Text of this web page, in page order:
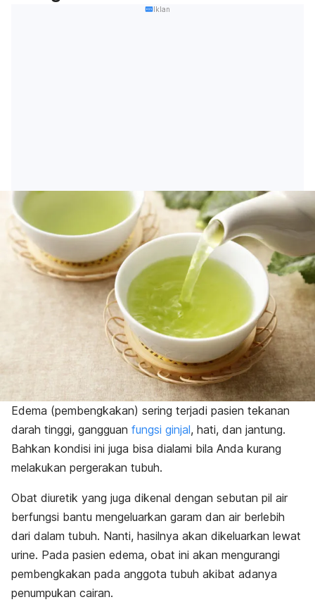
Iklan
Edema (pembengkakan) sering terjadi pasien tekanan
darah tinggi, gangguan fungsi ginjal, hati, dan jantung.
Bahkan kondisi ini juga bisa dialami bila Anda kurang
melakukan pergerakan tubuh.
Obat diuretik yang juga dikenal dengan sebutan pil air
berfungsi bantu mengeluarkan garam dan air berlebih
dari dalam tubuh. Nanti, hasilnya akan dikeluarkan lewat
urine. Pada pasien edema, obat ini akan mengurangi
pembengkakan pada anggota tubuh akibat adanya
penumpukan cairan.